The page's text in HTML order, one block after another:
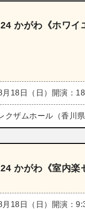
かがわ《ホワ
18日（日） 開演：
クザムホール（香川
かがわ《室内楽
18日（日） 開演：